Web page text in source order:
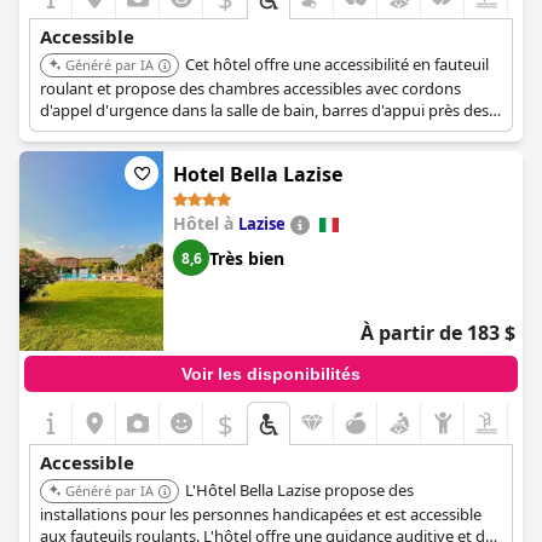
Accessible
Généré par IA
Cet hôtel offre une accessibilité en fauteuil
roulant et propose des chambres accessibles avec cordons
d'appel d'urgence dans la salle de bain, barres d'appui près des
toilettes, comptoirs et lavabos à faible hauteur, et sièges de
toilettes surélevés. Il est situé près de la gare de Terme Euganee-
Abano-Montegrotto, offrant un accès facile aux transports en
Hotel Bella Lazise
Hôtel à Lazise
8,6 Très bien
À partir de 183 $
Voir les disponibilités
$
Accessible
Généré par IA
L'Hôtel Bella Lazise propose des
installations pour les personnes handicapées et est accessible
aux fauteuils roulants. L'hôtel offre une guidance auditive et des